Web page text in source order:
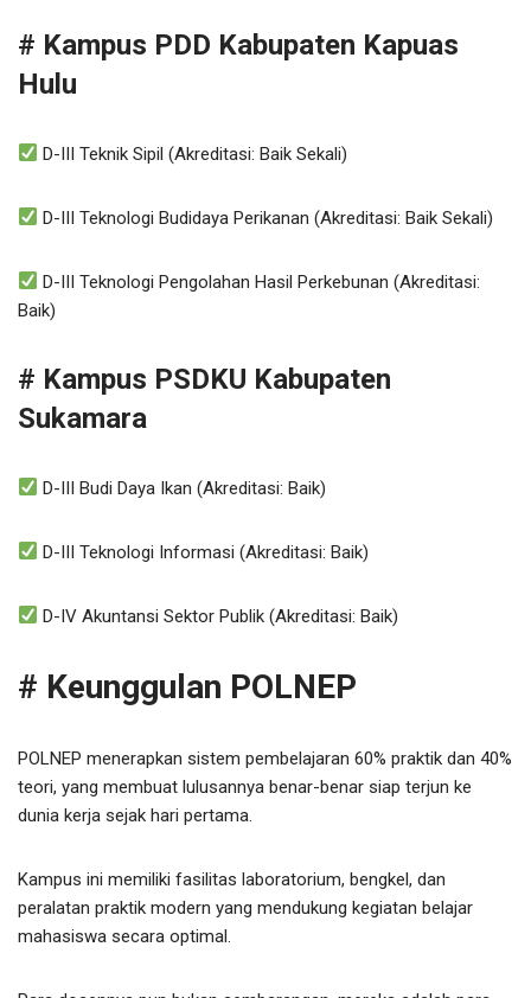
# Kampus PDD Kabupaten Kapuas
Hulu
D-III Teknik Sipil (Akreditasi: Baik Sekali)
D-III Teknologi Budidaya Perikanan (Akreditasi: Baik Sekali)
D-III Teknologi Pengolahan Hasil Perkebunan (Akreditasi:
Baik)
# Kampus PSDKU Kabupaten
Sukamara
D-III Budi Daya Ikan (Akreditasi: Baik)
D-III Teknologi Informasi (Akreditasi: Baik)
D-IV Akuntansi Sektor Publik (Akreditasi: Baik)
# Keunggulan POLNEP
POLNEP menerapkan sistem pembelajaran 60% praktik dan 40%
teori, yang membuat lulusannya benar-benar siap terjun ke
dunia kerja sejak hari pertama.
Kampus ini memiliki fasilitas laboratorium, bengkel, dan
peralatan praktik modern yang mendukung kegiatan belajar
mahasiswa secara optimal.